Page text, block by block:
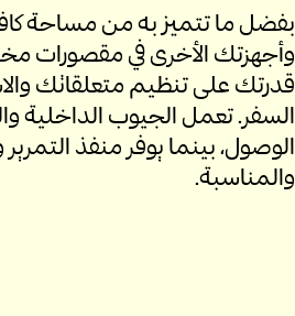
وأجهزتك الأخرى في مقصورات
قدرتك على تنظيم متعلقاتك
السفر. تعمل الجيوب الداخلية
والمناسبة.